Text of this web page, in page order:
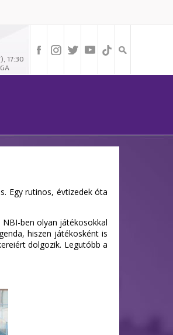
17:30
Egy rutinos, évtizedek óta
ben olyan játékosokkal
hiszen játékosként is
dolgozik. Legutóbb a